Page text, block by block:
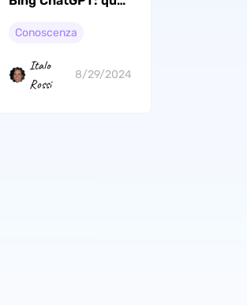
Conoscenza
Italo
Rossi
8/29/2024